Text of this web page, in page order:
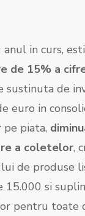
anul in curs,
de 15% a
sustinuta de
euro in
piata,
a coletelor,
de produse
15.000 si
pentru toate